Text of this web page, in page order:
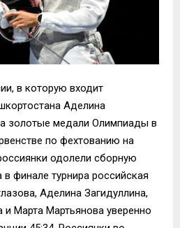
в которую входит
Аделина
золотые медали Олимпиады в
по фехтованию на
одолели сборную
финале турнира российская
Аделина Загидуллина,
Марта Мартьянова уверенно